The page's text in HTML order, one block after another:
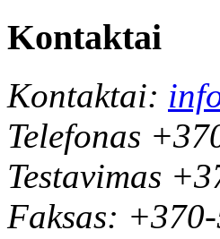
Kontaktai
Kontaktai:
Telefonas
Testavimas
Faksas: